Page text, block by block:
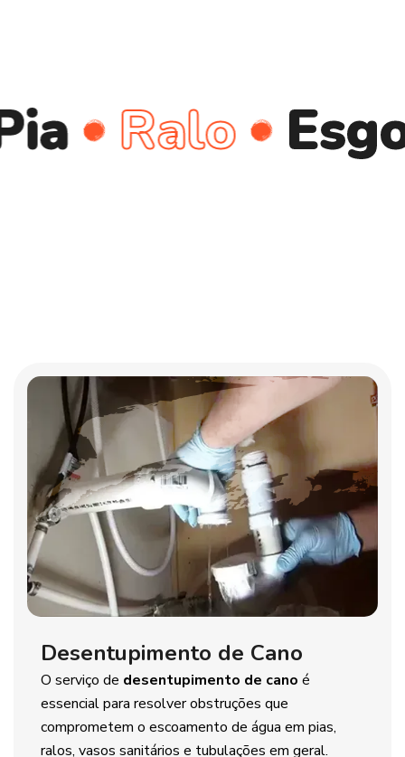
Esgoto
Desentupimento de Cano
O serviço de desentupimento de cano é
essencial para resolver obstruções que
comprometem o escoamento de água em pias,
ralos, vasos sanitários e tubulações em geral.